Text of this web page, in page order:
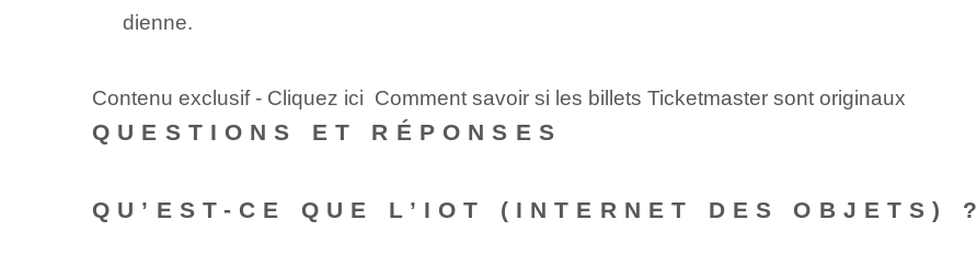
dienne.
Contenu exclusif - Cliquez ici Comment savoir si les billets Ticketmaster sont originaux
QUESTIONS ET RÉPONSES
QU’EST-CE QUE L’IOT (INTERNET DES OBJETS) ?